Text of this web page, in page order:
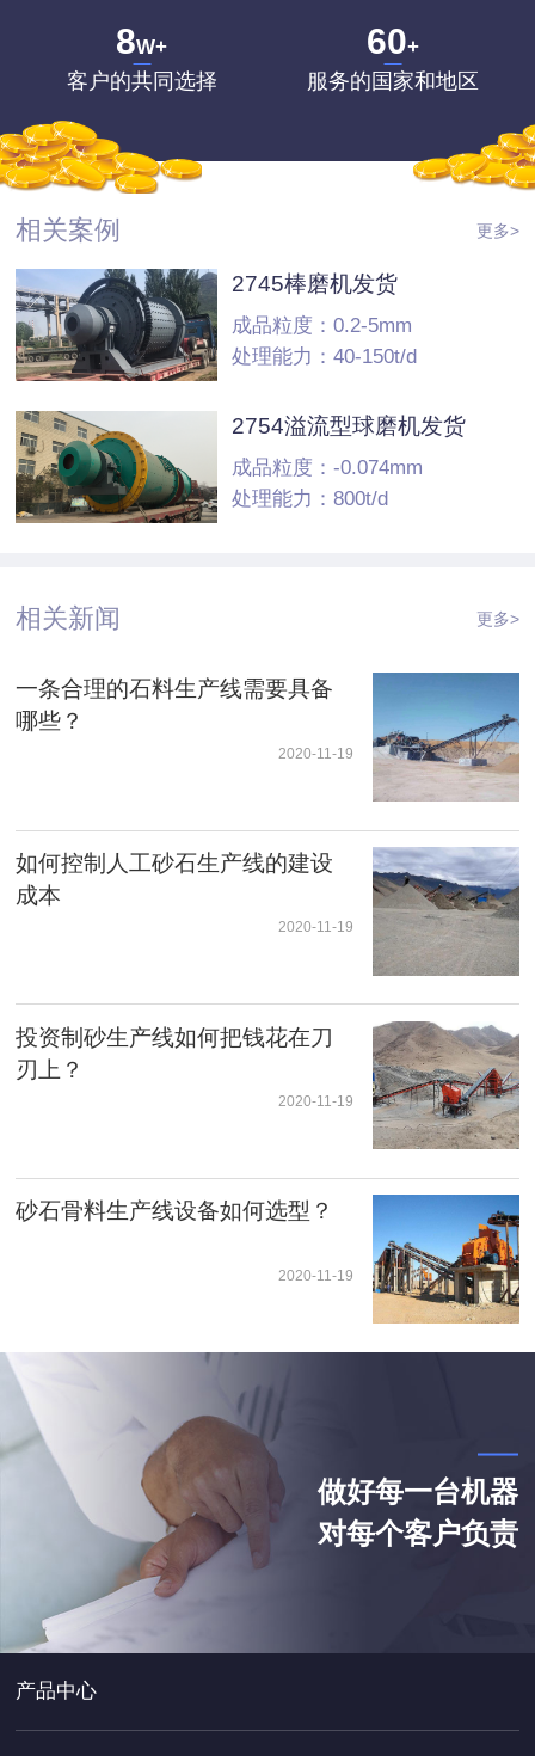
8W+
客户的共同选择
60+
服务的国家和地区
相关案例 更多>
2745棒磨机发货
成品粒度：0.2-5mm
处理能力：40-150t/d
2754溢流型球磨机发货
成品粒度：-0.074mm
处理能力：800t/d
相关新闻 更多>
一条合理的石料生产线需要具备
哪些？
2020-11-19
如何控制人工砂石生产线的建设
成本
2020-11-19
投资制砂生产线如何把钱花在刀
刃上？
2020-11-19
砂石骨料生产线设备如何选型？
2020-11-19
做好每一台机器
对每个客户负责
产品中心